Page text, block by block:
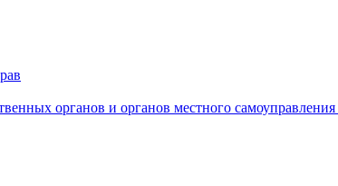
органов и органов местного